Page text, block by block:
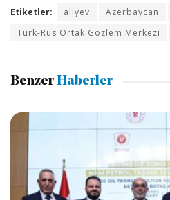
Etiketler: aliyev Azerbaycan
Türk-Rus Ortak Gözlem Merkezi
Benzer Haberler